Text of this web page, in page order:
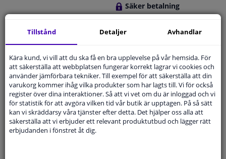
Säker betalning
14 dagarsångerrätt
Beställsmidigt och betala tryggt
Leverans inom 5 dagar
ExpertKundservice
Kundservice:Inte Tillgänglig Via Telefon
Ställ din fråga hos våra produktspecialister.
Frågor Och Svar
Tillstånd Detaljer Avhandlar
Kära kund, vi vill att du ska få en bra upplevelse på vår hemsida. För
att säkerställa att webbplatsen fungerar korrekt lagrar vi cookies och
använder jämförbara tekniker. Till exempel för att säkerställa att din
varukorg kommer ihåg vilka produkter som har lagts till. Vi för också
register över dina interaktioner. Så att vi vet om du är inloggad och vi
för statistik för att avgöra vilken tid vår butik är upptagen. På så sätt
kan vi skräddarsy våra tjänster efter detta. Det hjälper oss alla att
säkerställa att vi erbjuder ett relevant produktutbud och lägger rätt
erbjudanden i fönstret åt dig.